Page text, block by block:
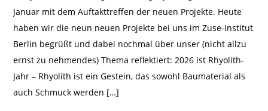
Januar mit dem Auftakttreffen der neuen Projekte. Heute
haben wir die neun neuen Projekte bei uns im Zuse-Institut
Berlin begrüßt und dabei nochmal über unser (nicht allzu
ernst zu nehmendes) Thema reflektiert: 2026 ist Rhyolith-
Jahr – Rhyolith ist ein Gestein, das sowohl Baumaterial als
auch Schmuck werden […]